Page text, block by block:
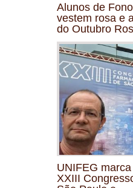
Alunos de
vestem rosa e
do Outubro
UNIFEG
XXIII